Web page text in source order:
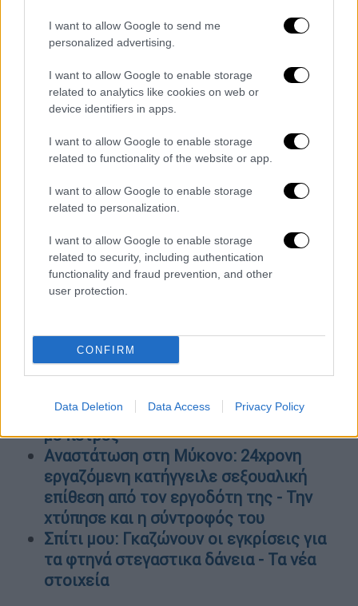
I want to allow Google to send me
personalized advertising.
I want to allow Google to enable storage
related to analytics like cookies on web or
device identifiers in apps.
I want to allow Google to enable storage
related to functionality of the website or app.
I want to allow Google to enable storage
related to personalization.
I want to allow Google to enable storage
related to security, including authentication
functionality and fraud prevention, and other
user protection.
CONFIRM
Data Deletion Data Access Privacy Policy
video
ΟΛΕΣ ΟΙ ΕΙΔΗΣΕΙΣ
επέβαλλε η ΡΑΣ: Η ταλαιπωρία στην
κακοκαιρία «Ελπίς» και τα σημάδια
διάλυσης - Ακρόαση και για τα Τέμπη
ψήφο αναζητά τον μοναδικό ψηφοφόρο
του! Tι εξηγεί στο OPEN για τον λόγο
που δεν ψήφισε τον εαυτό του
Λεωφορείο του ΚΤΕΛ δέχτηκε επίθεση
με πέτρες
Αναστάτωση στη Μύκονο: 24χρονη
εργαζόμενη κατήγγειλε σεξουαλική
επίθεση από τον εργοδότη της - Την
χτύπησε και η σύντροφός του
Σπίτι μου: Γκαζώνουν οι εγκρίσεις για
τα φτηνά στεγαστικα δάνεια - Τα νέα
στοιχεία